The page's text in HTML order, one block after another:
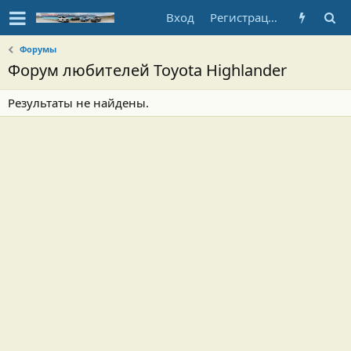
Вход Регистрация
Форумы
Форум любителей Toyota Highlander
Результаты не найдены.